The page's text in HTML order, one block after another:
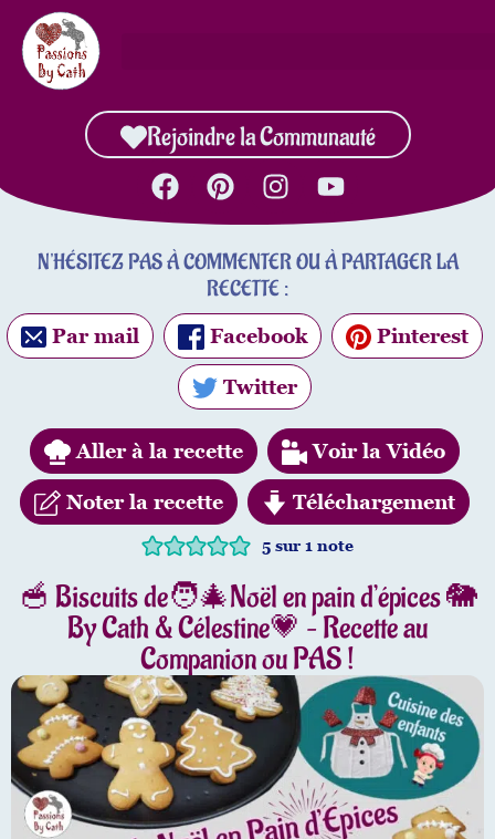
Rejoindre la Communauté
N'HÉSITEZ PAS À COMMENTER OU À PARTAGER LA
RECETTE :
Par mail Facebook Pinterest
Twitter
Aller à la recette Voir la Vidéo
Noter la recette Téléchargement
5sur 1 note
🥣 Biscuits de🧑‍🎄Noël en pain d’épices 🐘
By Cath & Célestine💗 – Recette au
Companion ou PAS !